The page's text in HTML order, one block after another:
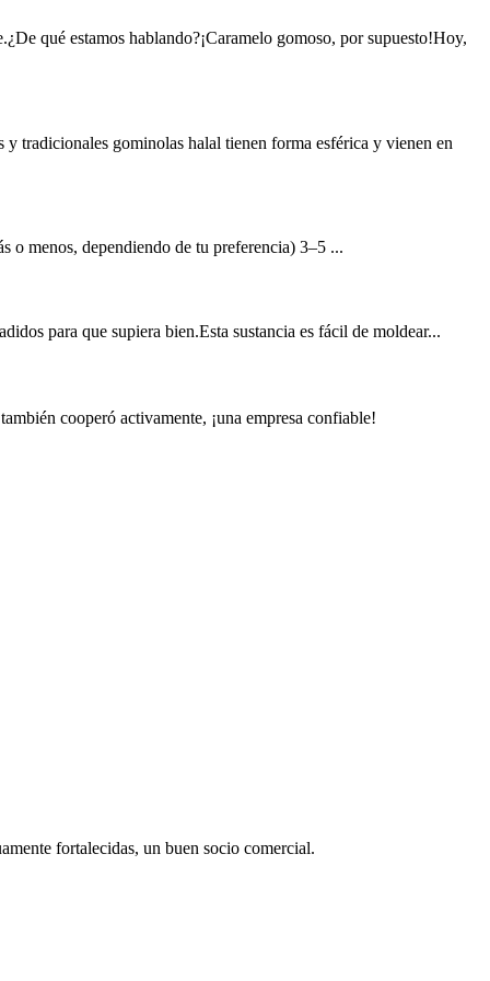
qué estamos hablando?¡Caramelo gomoso, por supuesto!Hoy,
tradicionales gominolas halal tienen forma esférica y vienen en
o menos, dependiendo de tu preferencia) 3–5 ...
para que supiera bien.Esta sustancia es fácil de moldear...
cooperó activamente, ¡una empresa confiable!
fortalecidas, un buen socio comercial.